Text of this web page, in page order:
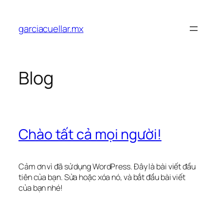
phầngarciacuellar.mx
Blog
Chào tất cả mọi người!
Cảm ơn vì đã sử dụng WordPress. Đây là bài viết đầu
tiên của bạn. Sửa hoặc xóa nó, và bắt đầu bài viết
của bạn nhé!